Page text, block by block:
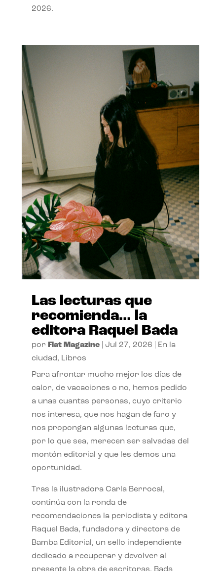
2026.
Las lecturas que
recomienda… la
editora Raquel Bada
por Flat Magazine| Jul 27, 2026
En la
ciudad, Libros
Para afrontar mucho mejor los días de
calor, de vacaciones o no, hemos pedido
a unas cuantas personas, cuyo criterio
nos interesa, que nos hagan de faro y
nos propongan algunas lecturas que,
por lo que sea, merecen ser salvadas del
montón editorial y que les demos una
oportunidad.
Tras la ilustradora Carla Berrocal,
continúa con la ronda de
recomendaciones la periodista y editora
Raquel Bada, fundadora y directora de
Bamba Editorial, un sello independiente
dedicado a recuperar y devolver al